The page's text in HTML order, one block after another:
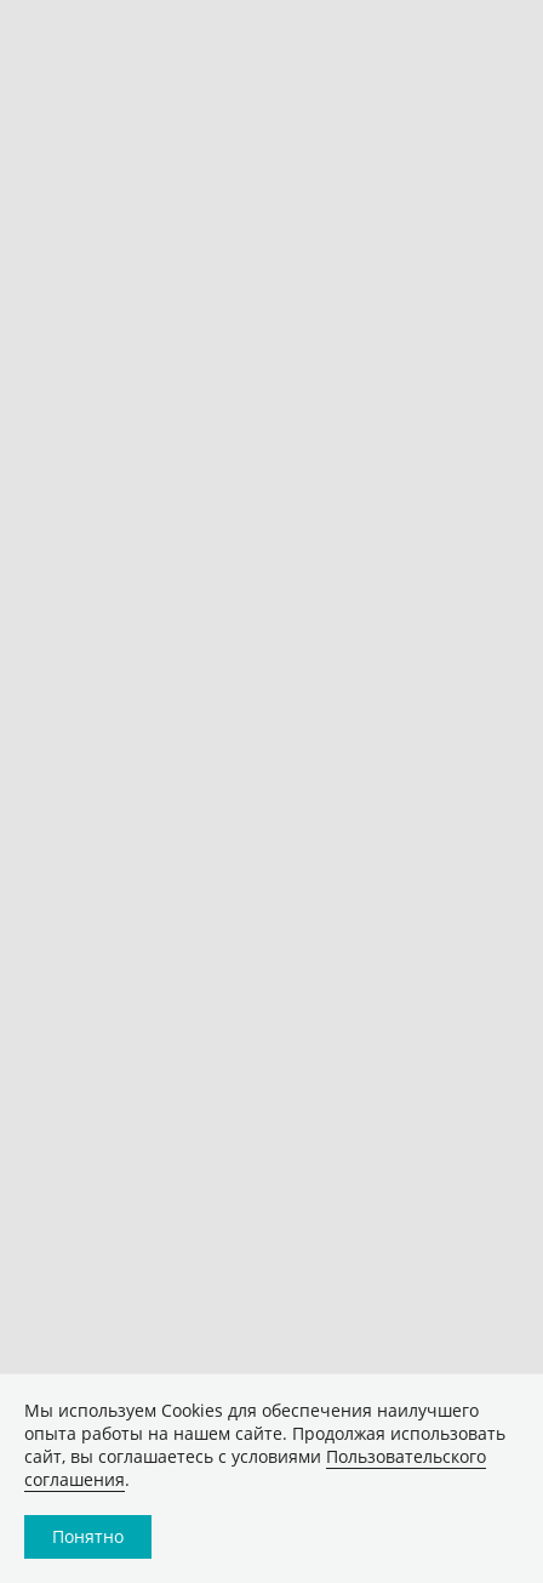
Мы используем Сookies для обеспечения наилучшего
опыта работы на нашем сайте. Продолжая использовать
сайт, вы соглашаетесь с условиями Пользовательского
соглашения.
Понятно